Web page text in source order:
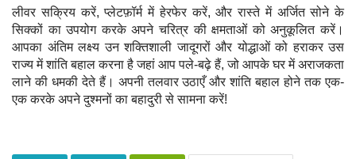
लीवर सक्रिय करें, प्लेटफ़ॉर्म में हेरफेर करें, और रास्ते में अर्जित सोने के
सिक्कों का उपयोग करके अपने चरित्र की क्षमताओं को अनुकूलित करें।
आपका अंतिम लक्ष्य उन शक्तिशाली जादूगरों और योद्धाओं को हराकर उस
राज्य में शांति बहाल करना है जहां आप पले-बढ़े हैं, जो आपके घर में अराजकता
लाने की धमकी देते हैं। अपनी तलवार उठाएँ और शांति बहाल होने तक एक-
एक करके अपने दुश्मनों का बहादुरी से सामना करें!